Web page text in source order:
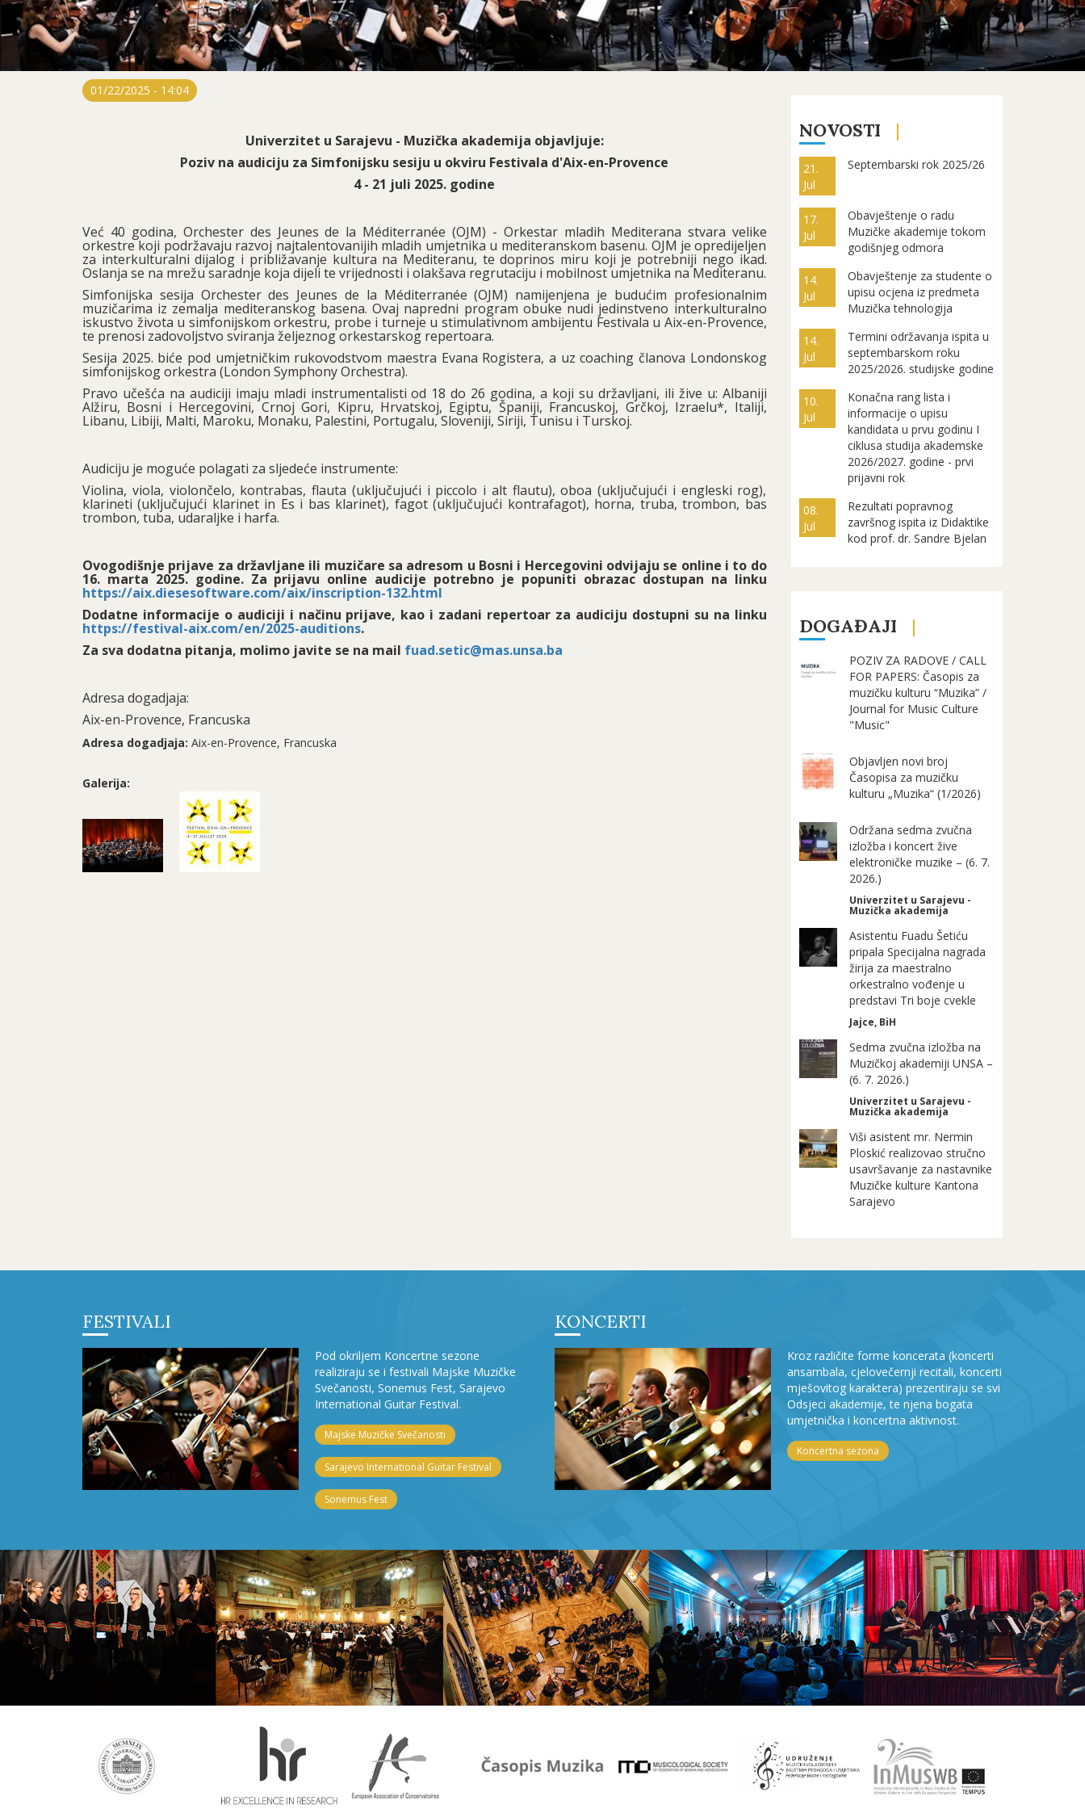
01/22/2025 - 14:04
Univerzitet u Sarajevu - Muzička akademija objavljuje:
Poziv na audiciju za Simfonijsku sesiju u okviru Festivala d'Aix-en-Provence
4 - 21 juli 2025. godine
Već 40 godina, Orchester des Jeunes de la Méditerranée (OJM) - Orkestar mladih Mediterana stvara velike
orkestre koji podržavaju razvoj najtalentovanijih mladih umjetnika u mediteranskom basenu. OJM je opredijeljen
za interkulturalni dijalog i približavanje kultura na Mediteranu, te doprinos miru koji je potrebniji nego ikad.
Oslanja se na mrežu saradnje koja dijeli te vrijednosti i olakšava regrutaciju i mobilnost umjetnika na Mediteranu.
Simfonijska sesija Orchester des Jeunes de la Méditerranée (OJM) namijenjena je budućim profesionalnim
muzičarima iz zemalja mediteranskog basena. Ovaj napredni program obuke nudi jedinstveno interkulturalno
iskustvo života u simfonijskom orkestru, probe i turneje u stimulativnom ambijentu Festivala u Aix-en-Provence,
te prenosi zadovoljstvo sviranja željeznog orkestarskog repertoara.
Sesija 2025. biće pod umjetničkim rukovodstvom maestra Evana Rogistera, a uz coaching članova Londonskog
simfonijskog orkestra (London Symphony Orchestra).
Pravo učešća na audiciji imaju mladi instrumentalisti od 18 do 26 godina, a koji su državljani, ili žive u: Albaniji
Alžiru, Bosni i Hercegovini, Crnoj Gori, Kipru, Hrvatskoj, Egiptu, Španiji, Francuskoj, Grčkoj, Izraelu*, Italiji,
Libanu, Libiji, Malti, Maroku, Monaku, Palestini, Portugalu, Sloveniji, Siriji, Tunisu i Turskoj.
Audiciju je moguće polagati za sljedeće instrumente:
Violina, viola, violončelo, kontrabas, flauta (uključujući i piccolo i alt flautu), oboa (uključujući i engleski rog),
klarineti (uključujući klarinet in Es i bas klarinet), fagot (uključujući kontrafagot), horna, truba, trombon, bas
trombon, tuba, udaraljke i harfa.
Ovogodišnje prijave za državljane ili muzičare sa adresom u Bosni i Hercegovini odvijaju se online i to do
16. marta 2025. godine. Za prijavu online audicije potrebno je popuniti obrazac dostupan na linku
https://aix.diesesoftware.com/aix/inscription-132.html
Dodatne informacije o audiciji i načinu prijave, kao i zadani repertoar za audiciju dostupni su na linku
https://festival-aix.com/en/2025-auditions.
Za sva dodatna pitanja, molimo javite se na mail fuad.setic@mas.unsa.ba
Adresa dogadjaja:
Aix-en-Provence, Francuska
Adresa dogadjaja: Aix-en-Provence, Francuska
Galerija:
NOVOSTI
21.
Jul
Septembarski rok 2025/26
17.
Jul
Obavještenje o radu
Muzičke akademije tokom
godišnjeg odmora
14.
Jul
Obavještenje za studente o
upisu ocjena iz predmeta
Muzička tehnologija
14.
Jul
Termini održavanja ispita u
septembarskom roku
2025/2026. studijske godine
10.
Jul
Konačna rang lista i
informacije o upisu
kandidata u prvu godinu I
ciklusa studija akademske
2026/2027. godine - prvi
prijavni rok
08.
Jul
Rezultati popravnog
završnog ispita iz Didaktike
kod prof. dr. Sandre Bjelan
DOGAĐAJI
POZIV ZA RADOVE / CALL
FOR PAPERS: Časopis za
muzičku kulturu “Muzika” /
Journal for Music Culture
"Music"
Objavljen novi broj
Časopisa za muzičku
kulturu „Muzika“ (1/2026)
Održana sedma zvučna
izložba i koncert žive
elektroničke muzike – (6. 7.
2026.)
Univerzitet u Sarajevu -
Muzička akademija
Asistentu Fuadu Šetiću
pripala Specijalna nagrada
žirija za maestralno
orkestralno vođenje u
predstavi Tri boje cvekle
Jajce, BiH
Sedma zvučna izložba na
Muzičkoj akademiji UNSA –
(6. 7. 2026.)
Univerzitet u Sarajevu -
Muzička akademija
Viši asistent mr. Nermin
Ploskić realizovao stručno
usavršavanje za nastavnike
Muzičke kulture Kantona
Sarajevo
FESTIVALI
Pod okriljem Koncertne sezone
realiziraju se i festivali Majske Muzičke
Svečanosti, Sonemus Fest, Sarajevo
International Guitar Festival.
Majske Muzičke Svečanosti
Sarajevo International Guitar Festival
Sonemus Fest
KONCERTI
Kroz različite forme koncerata (koncerti
ansambala, cjelovečernji recitali, koncerti
mješovitog karaktera) prezentiraju se svi
Odsjeci akademije, te njena bogata
umjetnička i koncertna aktivnost.
Koncertna sezona